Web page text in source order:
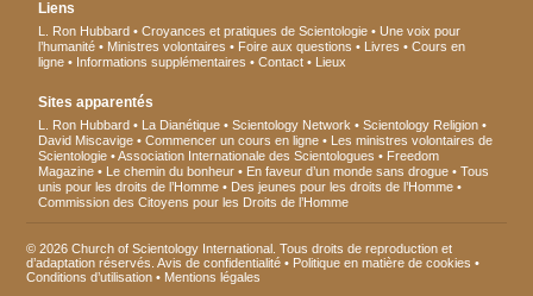
Liens
L. Ron Hubbard Croyances et pratiques de Scientologie
Une voix pour
l’humanité
Ministres volontaires Foire aux questions Livres
Cours en
ligne
Informations supplémentaires Contact Lieux
Sites apparentés
L. Ron Hubbard La Dianétique Scientology Network
Scientology Religion
David Miscavige
Commencer un cours en ligne
Les ministres volontaires de
Scientologie
Association Internationale des Scientologues
Freedom
Magazine
Le chemin du bonheur En faveur d’un monde sans drogue
Tous
unis pour les droits de l’Homme
Des jeunes pour les droits de l’Homme
Commission des Citoyens pour les Droits de l’Homme
© 2026 Church of Scientology International. Tous droits de reproduction et
d’adaptation réservés.Avis de confidentialité • Politique en matière de cookies •
Conditions d’utilisation • Mentions légales